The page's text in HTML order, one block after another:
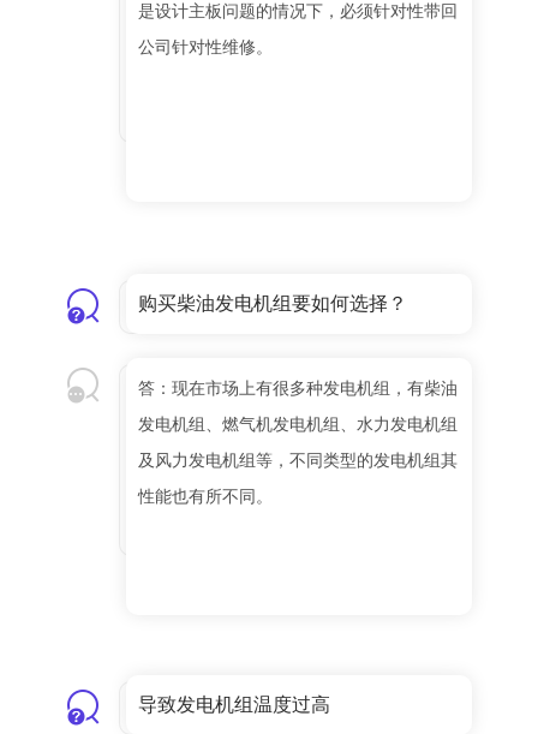
是设计主板问题的情况下，必须针对性带回
公司针对性维修。
购买柴油发电机组要如何选择？
答：现在市场上有很多种发电机组，有柴油
发电机组、燃气机发电机组、水力发电机组
及风力发电机组等，不同类型的发电机组其
性能也有所不同。
导致发电机组温度过高